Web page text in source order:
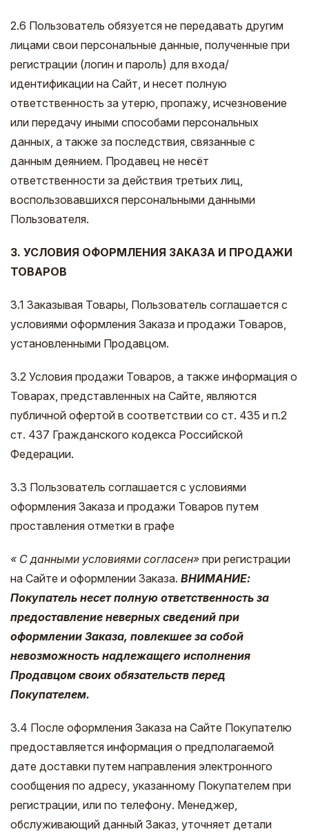
2.6 Пользователь обязуется не передавать другим
лицами свои персональные данные, полученные при
регистрации (логин и пароль) для входа/
идентификации на Cайт, и несет полную
ответственность за утерю, пропажу, исчезновение
или передачу иными способами персональных
данных, а также за последствия, связанные с
данным деянием. Продавец не несёт
ответственности за действия третьих лиц,
воспользовавшихся персональными данными
Пользователя.
3. УСЛОВИЯ ОФОРМЛЕНИЯ ЗАКАЗА И ПРОДАЖИ
ТОВАРОВ
3.1 Заказывая Товары, Пользователь соглашается с
условиями оформления Заказа и продажи Товаров,
установленными Продавцом.
3.2 Условия продажи Товаров, а также информация о
Товарах, представленных на Сайте, являются
публичной офертой в соответствии со ст. 435 и п.2
ст. 437 Гражданского кодекса Российской
Федерации.
3.3 Пользователь соглашается с условиями
оформления Заказа и продажи Товаров путем
проставления отметки в графе
« С данными условиями согласен» при регистрации
на Сайте и оформлении Заказа. ВНИМАНИЕ:
Покупатель несет полную ответственность за
предоставление неверных сведений при
оформлении Заказа, повлекшее за собой
невозможность надлежащего исполнения
Продавцом своих обязательств перед
Покупателем.
3.4 После оформления Заказа на Сайте Покупателю
предоставляется информация о предполагаемой
дате доставки путем направления электронного
сообщения по адресу, указанному Покупателем при
регистрации, или по телефону. Менеджер,
обслуживающий данный Заказ, уточняет детали